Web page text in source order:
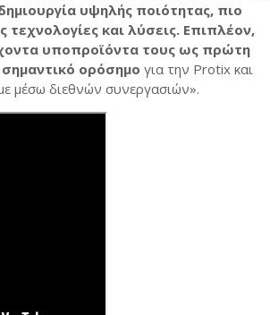
υψηλής ποιότητας, πιο
και λύσεις. Επιπλέον,
υποπροϊόντα τους ως πρώτη
ορόσημο για την Protix και
μέσω διεθνών συνεργασιών».